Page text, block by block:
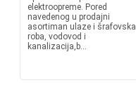
elektroopreme. Pored
navedenog u prodajni
asortiman ulaze i šrafovska
roba, vodovod i
kanalizacija,b...